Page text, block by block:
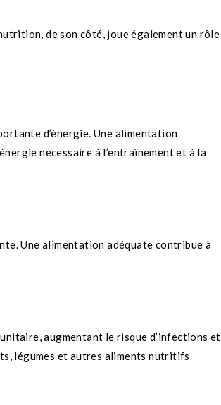
de son côté, joue également un rôle
d’énergie. Une alimentation
nécessaire à l’entraînement et à la
Une alimentation adéquate contribue à
augmentant le risque d’infections et
légumes et autres aliments nutritifs